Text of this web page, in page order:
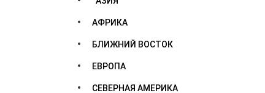
АФРИКА
БЛИЖНИЙ ВОСТОК
ЕВРОПА
СЕВЕРНАЯ АМЕРИКА